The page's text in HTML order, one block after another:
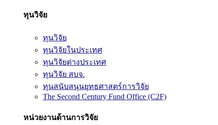
ทุนวิจัย
ทุนวิจัย
ทุนวิจัยในประเทศ
ทุนวิจัยต่างประเทศ
ทุนวิจัย สบจ.
ทุนสนับสนุนยุทธศาสตร์การวิจัย
The Second Century Fund Office (C2F)
หน่วยงานด้านการวิจัย